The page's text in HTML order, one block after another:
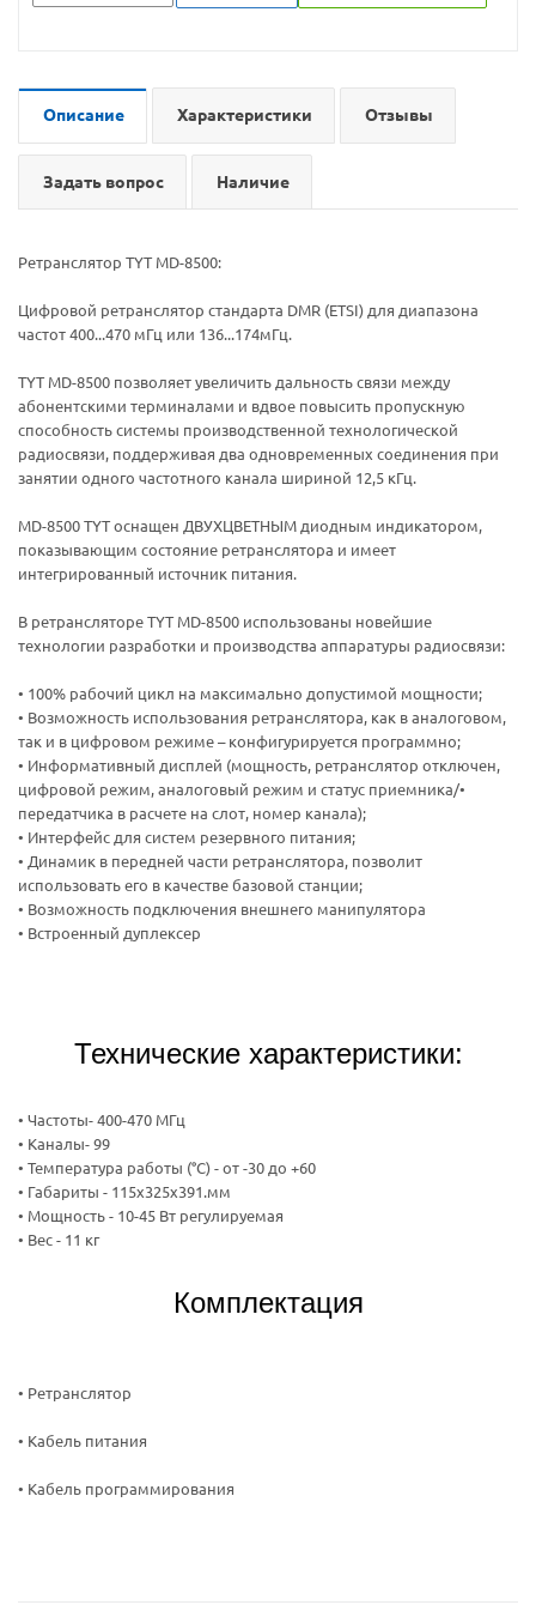
Описание Характеристики Отзывы
Задать вопрос Наличие
Ретранслятор TYT MD-8500:
Цифровой ретранслятор стандарта DMR (ETSI) для диапазона
частот 400...470 мГц или 136...174мГц.
TYT MD-8500 позволяет увеличить дальность связи между
абонентскими терминалами и вдвое повысить пропускную
способность системы производственной технологической
радиосвязи, поддерживая два одновременных соединения при
занятии одного частотного канала шириной 12,5 кГц.
MD-8500 TYT оснащен ДВУХЦВЕТНЫМ диодным индикатором,
показывающим состояние ретранслятора и имеет
интегрированный источник питания.
В ретрансляторе TYT MD-8500 использованы новейшие
технологии разработки и производства аппаратуры радиосвязи:
• 100% рабочий цикл на максимально допустимой мощности;
• Возможность использования ретранслятора, как в аналоговом,
так и в цифровом режиме – конфигурируется программно;
• Информативный дисплей (мощность, ретранслятор отключен,
цифровой режим, аналоговый режим и статус приемника/•
передатчика в расчете на слот, номер канала);
• Интерфейс для систем резервного питания;
• Динамик в передней части ретранслятора, позволит
использовать его в качестве базовой станции;
• Возможность подключения внешнего манипулятора
• Встроенный дуплексер
Технические характеристики:
• Частоты- 400-470 МГц
• Каналы- 99
• Температура работы (°С) - от -30 до +60
• Габариты - 115х325х391.мм
• Мощность - 10-45 Вт регулируемая
• Вес - 11 кг
Комплектация
• Ретранслятор
• Кабель питания
• Кабель программирования